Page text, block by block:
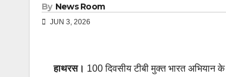
By News Room
JUN 3, 2026
हाथरस। 100 दिवसीय टीबी मुक्त भारत अभियान